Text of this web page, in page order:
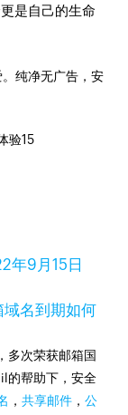
是自己的生命
。纯净无广告，安
验15
年9月15日
名到期如何
多次荣获邮箱国
的帮助下，安全
，共享邮件 ，公